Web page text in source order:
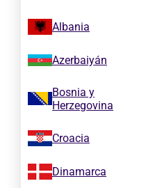
Albania
Azerbaiyán
Bosnia y
Herzegovina
Croacia
Dinamarca